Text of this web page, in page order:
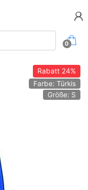
0
Rabatt24%
Farbe: Türkis
Größe: S